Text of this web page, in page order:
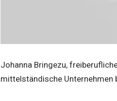
Johanna Bringezu,
mittelständische Unternehmen